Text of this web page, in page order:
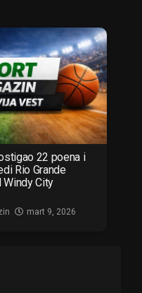
22 poena i
Rio Grande
Windy City
mart 9, 2026